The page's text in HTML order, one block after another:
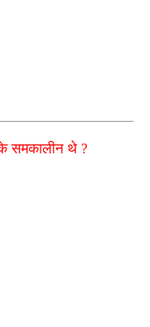
समकालीन थे ?